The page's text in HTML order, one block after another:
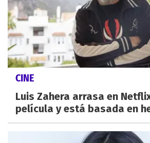
CINE
Luis Zahera arrasa en
película y está basada en